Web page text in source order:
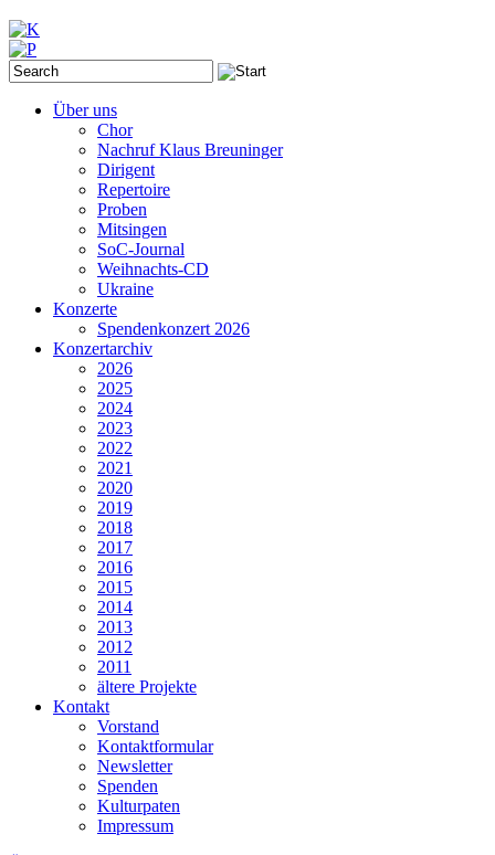
Über uns
Chor
Nachruf Klaus Breuninger
Dirigent
Repertoire
Proben
Mitsingen
SoC-Journal
Weihnachts-CD
Ukraine
Konzerte
Spendenkonzert 2026
Konzertarchiv
2026
2025
2024
2023
2022
2021
2020
2019
2018
2017
2016
2015
2014
2013
2012
2011
ältere Projekte
Kontakt
Vorstand
Kontaktformular
Newsletter
Spenden
Kulturpaten
Impressum